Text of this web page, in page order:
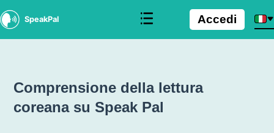
SpeakPal Accedi
Comprensione della lettura
coreana su Speak Pal